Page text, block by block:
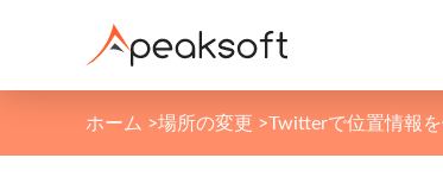
ホーム >場所の変更 >Twitterで位置情報